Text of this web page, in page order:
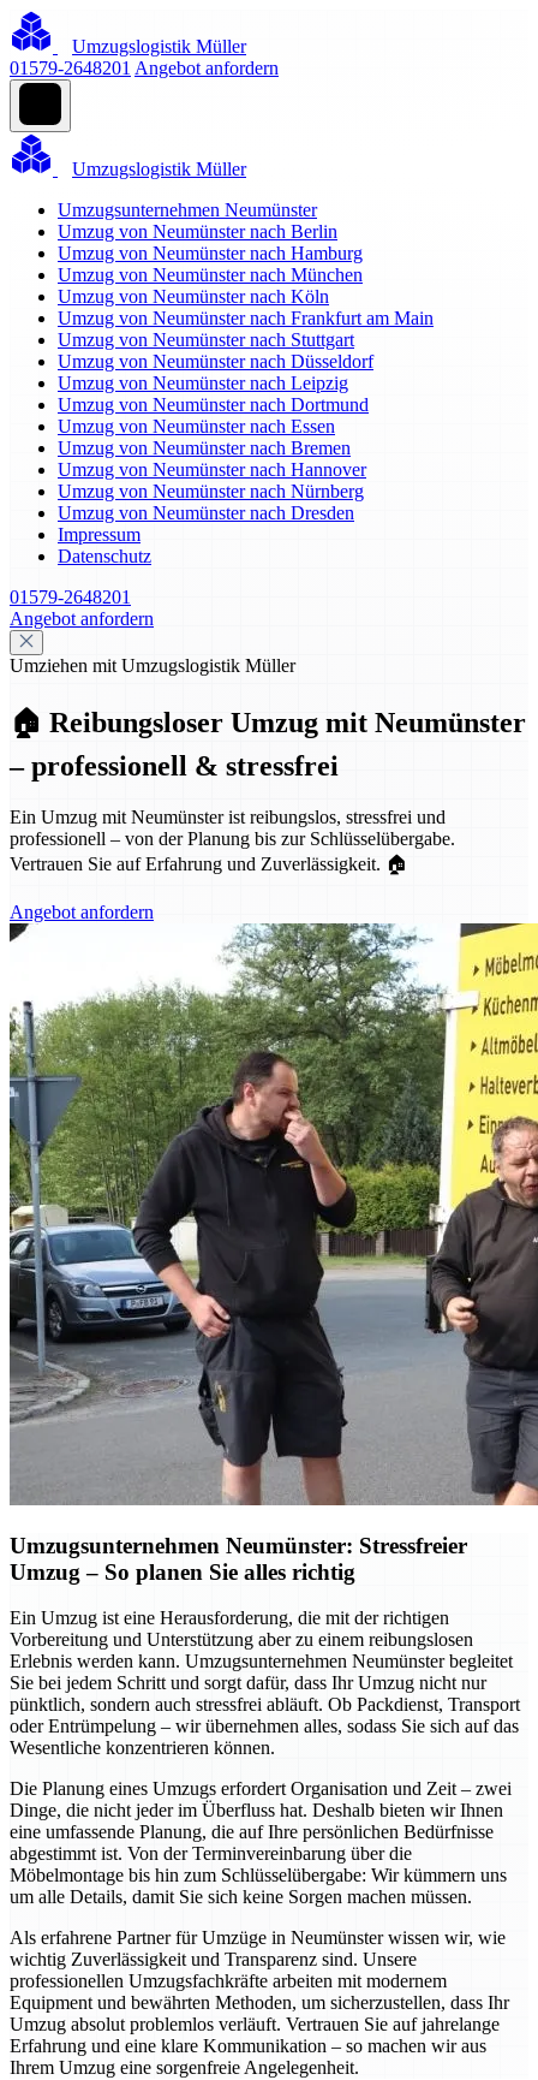
Umzugslogistik Müller
01579-2648201 Angebot anfordern
Umzugslogistik Müller
Umzugsunternehmen Neumünster
Umzug von Neumünster nach Berlin
Umzug von Neumünster nach Hamburg
Umzug von Neumünster nach München
Umzug von Neumünster nach Köln
Umzug von Neumünster nach Frankfurt am Main
Umzug von Neumünster nach Stuttgart
Umzug von Neumünster nach Düsseldorf
Umzug von Neumünster nach Leipzig
Umzug von Neumünster nach Dortmund
Umzug von Neumünster nach Essen
Umzug von Neumünster nach Bremen
Umzug von Neumünster nach Hannover
Umzug von Neumünster nach Nürnberg
Umzug von Neumünster nach Dresden
Impressum
Datenschutz
01579-2648201
Angebot anfordern
Umziehen mit Umzugslogistik Müller
🏠 Reibungsloser Umzug mit Neumünster
– professionell & stressfrei
Ein Umzug mit Neumünster ist reibungslos, stressfrei und
professionell – von der Planung bis zur Schlüsselübergabe.
Vertrauen Sie auf Erfahrung und Zuverlässigkeit. 🏠
Angebot anfordern
Umzugsunternehmen Neumünster: Stressfreier
Umzug – So planen Sie alles richtig
Ein Umzug ist eine Herausforderung, die mit der richtigen
Vorbereitung und Unterstützung aber zu einem reibungslosen
Erlebnis werden kann. Umzugsunternehmen Neumünster begleitet
Sie bei jedem Schritt und sorgt dafür, dass Ihr Umzug nicht nur
pünktlich, sondern auch stressfrei abläuft. Ob Packdienst, Transport
oder Entrümpelung – wir übernehmen alles, sodass Sie sich auf das
Wesentliche konzentrieren können.
Die Planung eines Umzugs erfordert Organisation und Zeit – zwei
Dinge, die nicht jeder im Überfluss hat. Deshalb bieten wir Ihnen
eine umfassende Planung, die auf Ihre persönlichen Bedürfnisse
abgestimmt ist. Von der Terminvereinbarung über die
Möbelmontage bis hin zum Schlüsselübergabe: Wir kümmern uns
um alle Details, damit Sie sich keine Sorgen machen müssen.
Als erfahrene Partner für Umzüge in Neumünster wissen wir, wie
wichtig Zuverlässigkeit und Transparenz sind. Unsere
professionellen Umzugsfachkräfte arbeiten mit modernem
Equipment und bewährten Methoden, um sicherzustellen, dass Ihr
Umzug absolut problemlos verläuft. Vertrauen Sie auf jahrelange
Erfahrung und eine klare Kommunikation – so machen wir aus
Ihrem Umzug eine sorgenfreie Angelegenheit.